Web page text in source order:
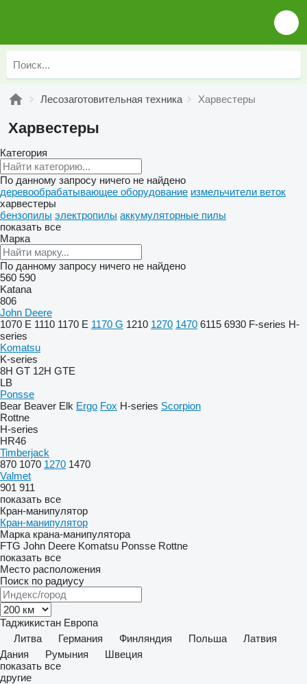
Лесозаготовительная техника Харвестеры
Харвестеры
Категория
По данному запросу ничего не найдено
деревообрабатывающее оборудование измельчители веток
харвестеры
бензопилы электропилы аккумуляторные пилы
показать все
Марка
По данному запросу ничего не найдено
560 590
Katana
806
John Deere
1070 E 1110 1170 E 1170 G 1210 1270 1470 6115 6930 F-series H-
series
Komatsu
K-series
8H GT 12H GTE
LB
Ponsse
Bear Beaver Elk Ergo Fox H-series Scorpion
Rottne
H-series
HR46
Timberjack
870 1070 1270 1470
Valmet
901 911
показать все
Кран-манипулятор
Кран-манипулятор
Марка крана-манипулятора
FTG John Deere Komatsu Ponsse Rottne
показать все
Место расположения
Поиск по радиусу
Таджикистан Европа
Литва
Германия Финляндия Польша
Латвия
Дания
Румыния
Швеция
показать все
другие